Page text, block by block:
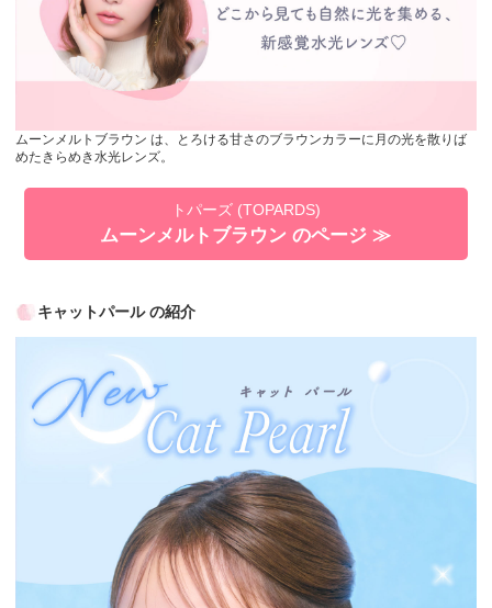
ムーンメルトブラウン は、とろける甘さのブラウンカラーに月の光を散りば
めたきらめき水光レンズ。
トパーズ (TOPARDS)
ムーンメルトブラウン のページ ≫
キャットパール の紹介